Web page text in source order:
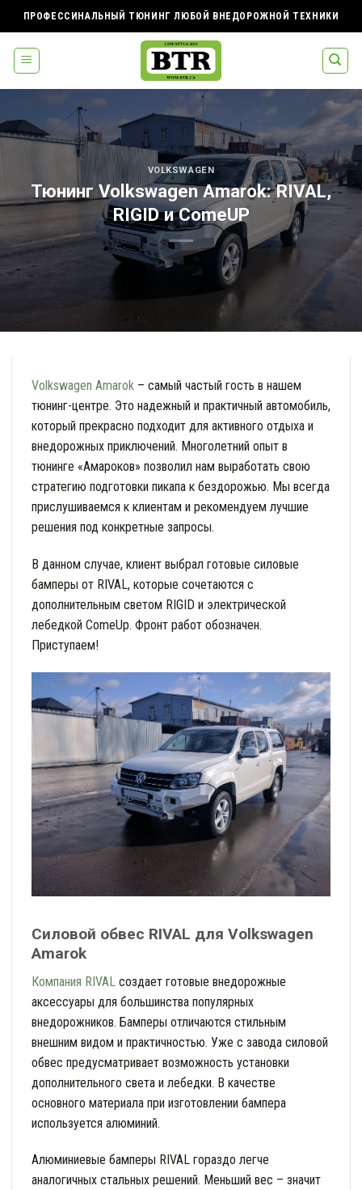
to
content
ПРОФЕССИНАЛЬНЫЙ ТЮНИНГ ЛЮБОЙ ВНЕДОРОЖНОЙ ТЕХНИКИ
VOLKSWAGEN
Тюнинг Volkswagen Amarok: RIVAL,
RIGID и ComeUP
Volkswagen Amarok – самый частый гость в нашем
тюнинг-центре. Это надежный и практичный автомобиль,
который прекрасно подходит для активного отдыха и
внедорожных приключений. Многолетний опыт в
тюнинге «Амароков» позволил нам выработать свою
стратегию подготовки пикапа к бездорожью. Мы всегда
прислушиваемся к клиентам и рекомендуем лучшие
решения под конкретные запросы.
В данном случае, клиент выбрал готовые силовые
бамперы от RIVAL, которые сочетаются с
дополнительным светом RIGID и электрической
лебедкой ComeUp. Фронт работ обозначен.
Приступаем!
Силовой обвес RIVAL для Volkswagen
Amarok
Компания RIVAL создает готовые внедорожные
аксессуары для большинства популярных
внедорожников. Бамперы отличаются стильным
внешним видом и практичностью. Уже с завода силовой
обвес предусматривает возможность установки
дополнительного света и лебедки. В качестве
основного материала при изготовлении бампера
используется алюминий.
Алюминиевые бамперы RIVAL гораздо легче
аналогичных стальных решений. Меньший вес – значит